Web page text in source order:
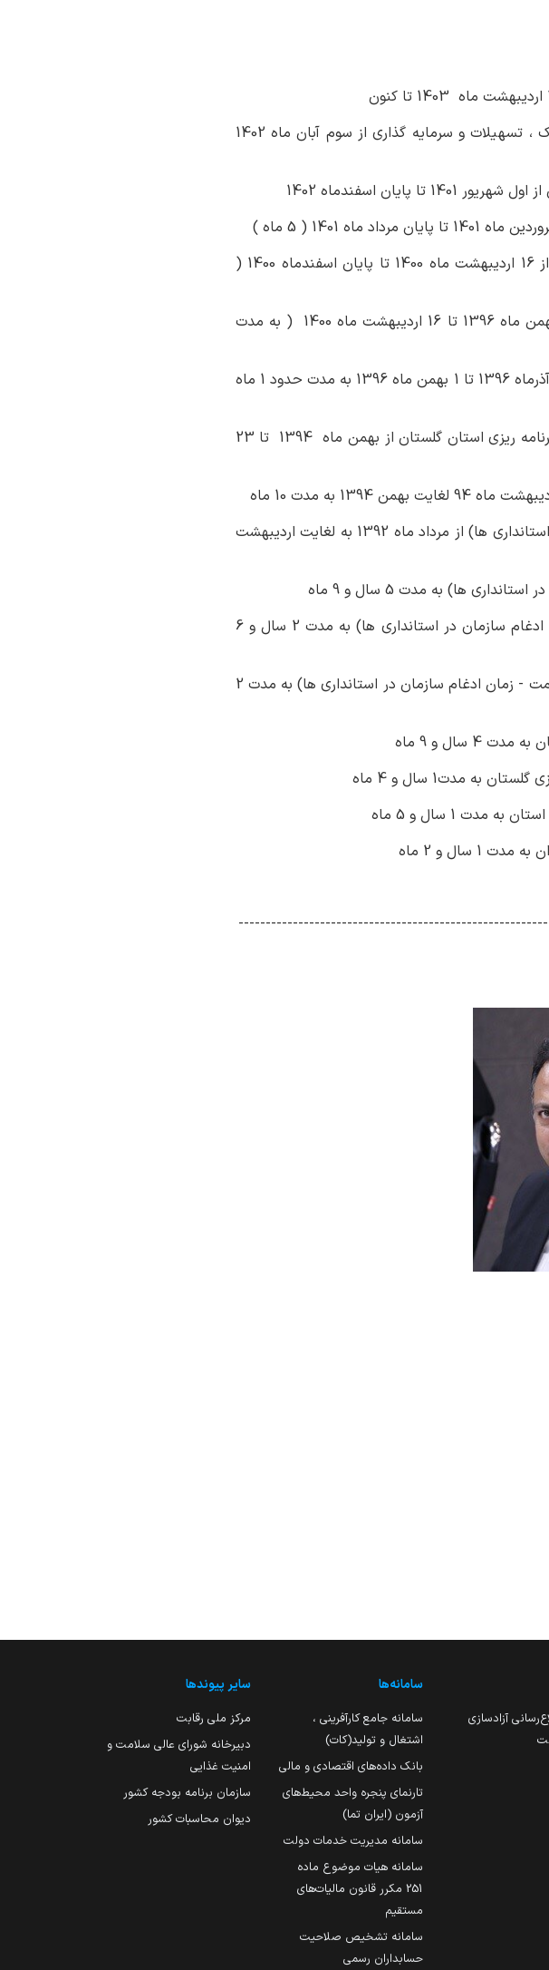
- مشاور رئیس سازمان مدیریت و برنامه ریزی استان گلستان در امور بانک ، تسهیلات و سرمایه گذاری از سوم آبان ماه 1402
اسفندماه 1402
-مدیرکل دفتر هماهنگی امور سرمایه گذاری و اشتغال استانداری گلستان از 16 اردیبهشت ماه 1400 تا پایان اسفندماه 1400 (
- مدیرکل دفتر جذب و حمایت از سرمایه گذاری استانداری گلستان از 2 بهمن ماه 1396 تا 16 اردیبهشت ماه 1400 ( به مدت
- سرپرست دفتر جذب و حمایت از سرمایه گذاری استانداری گلستان از 23 آذرماه 1396 تا 1 بهمن ماه 1396 به مدت حدود 1 ماه
- مدیریت آموزش و پژوهش های توسعه و آینده نگری سازمان مدیریت و برنامه ریزی استان گلستان از بهمن ماه 1394 تا 23
به مدت 10 ماه
- مدیرکل دفتر آمار و اطلاعات استانداری گلستان (زمان ادغام سازمان در استانداری ها) از مرداد ماه 1392 به لغایت اردیبهشت
ها) به مدت 5 سال و 9 ماه
- سرپرست دفتر هماهنگی امور اقتصادی استانداری (با حفظ سمت -زمان ادغام سازمان در استانداری ها) به مدت 2 سال و 6
- رئیس مرکز تشویق و حمایت از سرمایه گذاری استان گلستان (با حفظ سمت - زمان ادغام سازمان در استانداری ها) به مدت 2
سال و 9 ماه
مدت1 سال و 4 ماه
1 سال و 5 ماه
و 2 ماه
آزادسازی
سامانه‌ها
سامانه جامع کارآفرینی ،
اشتغال و تولید(کات)
بانک داده‌های اقتصادی و مالی
تارنمای پنجره واحد محیط‌های
آزمون (ایران تما)
سامانه مدیریت خدمات دولت
سامانه هیات موضوع ماده
251 مکرر قانون مالیات‌های
مستقیم
سامانه تشخیص صلاحیت
حسابداران رسمی
سایر پیوندها
مرکز ملی رقابت
دبیرخانه شورای عالی سلامت و
امنیت غذایی
سازمان برنامه بودجه کشور
دیوان محاسبات کشور